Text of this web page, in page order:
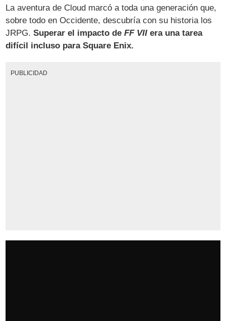
La aventura de Cloud marcó a toda una generación que,
sobre todo en Occidente, descubría con su historia los
JRPG.Superar el impacto deFF VII era una tarea
difícil incluso para Square Enix.
PUBLICIDAD